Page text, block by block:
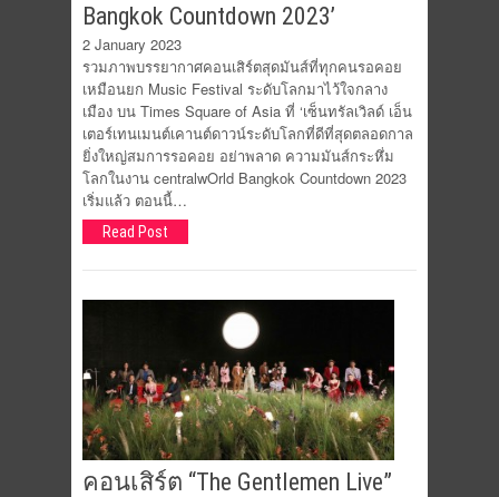
Bangkok Countdown 2023’
2 January 2023
รวมภาพบรรยากาศคอนเสิร์ตสุดมันส์ที่ทุกคนรอคอย
เหมือนยก Music Festival ระดับโลกมาไว้ใจกลาง
เมือง บน Times Square of Asia ที่ ‘เซ็นทรัลเวิลด์ เอ็น
เตอร์เทนเมนต์เคานต์ดาวน์ระดับโลกที่ดีที่สุดตลอดกาล
ยิ่งใหญ่สมการรอคอย อย่าพลาด ความมันส์กระหึ่ม
โลกในงาน centralwOrld Bangkok Countdown 2023
เริ่มแล้ว ตอนนี้…
Read Post
คอนเสิร์ต “The Gentlemen Live”